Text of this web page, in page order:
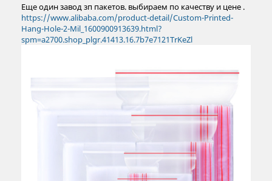
Еще один завод зп пакетов. выбираем по качеству и цене .
https://www.alibaba.com/product-detail/Custom-Printed-
Hang-Hole-2-Mil_1600900913639.html?
spm=a2700.shop_plgr.41413.16.7b7e7121TrKeZl